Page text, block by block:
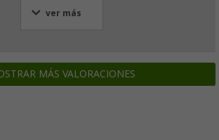
ver más
MÁS VALORACIONES